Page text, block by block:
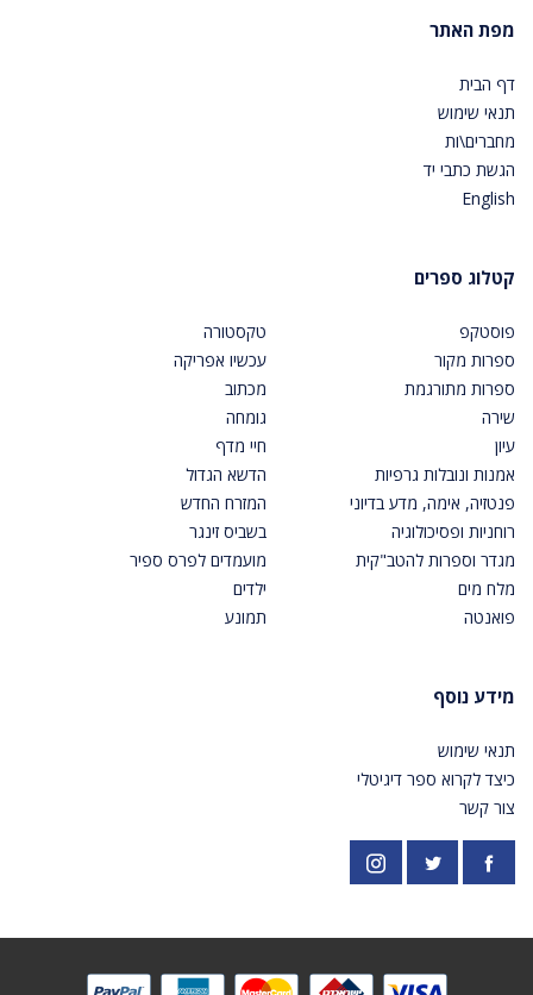
מפת האתר
דף הבית
תנאי שימוש
מחברים\ות
הגשת כתבי יד
English
קטלוג ספרים
פוסטקפ
ספרות מקור
ספרות מתורגמת
שירה
עיון
אמנות ונובלות גרפיות
פנטזיה, אימה, מדע בדיוני
רוחניות ופסיכולוגיה
מגדר וספרות להטב"קית
מלח מים
פואנטה
טקסטורה
עכשיו אפריקה
מכתוב
גומחה
חיי מדף
הדשא הגדול
המזרח החדש
בשביס זינגר
מועמדים לפרס ספיר
ילדים
תמונע
מידע נוסף
תנאי שימוש
כיצד לקרוא ספר דיגיטלי
צור קשר
פייסבוק https://twitter.com/PardesPublish
אינסטגרם